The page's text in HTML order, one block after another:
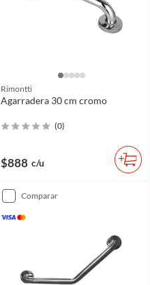
Rimontti
Agarradera 30 cm cromo
(0)
$888 c/u
comparar